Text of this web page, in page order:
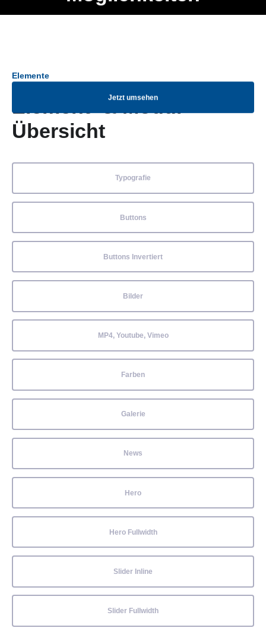
Jetzt umsehen
Elemente
Element- & Modul-
Übersicht
Typografie
Buttons
Buttons Invertiert
Bilder
MP4, Youtube, Vimeo
Farben
Galerie
News
Hero
Hero Fullwidth
Slider Inline
Slider Fullwidth